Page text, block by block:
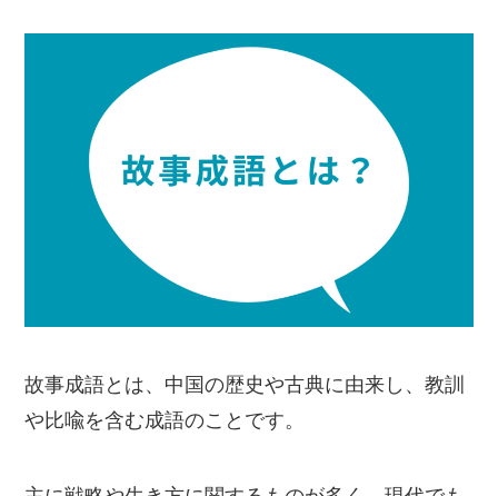
故事成語とは、中国の歴史や古典に由来し、教訓
や比喩を含む成語のことです。